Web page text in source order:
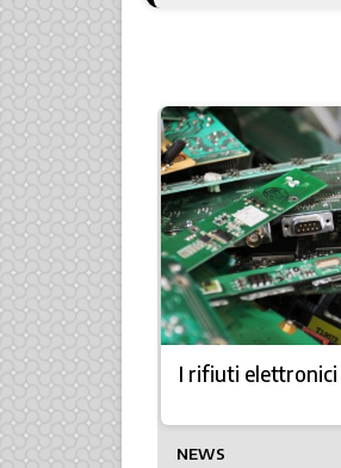
più I rifiuti elettronici
NEWS